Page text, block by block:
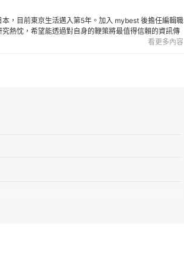
，目前東京生活邁入第5年。加入 mybest 後擔任編輯職
熱忱，希望能透過對自身的鞭策將最值得信賴的資訊傳
看更多內容